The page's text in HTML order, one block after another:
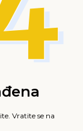
Vratite se na